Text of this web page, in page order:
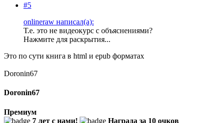
#5
onlineraw написал(а):
Т.е. это не видеокурс с объяснениями?
Нажмите для раскрытия...
Это по сути книга в html и epub форматах
Doronin67
Doronin67
Премиум
7 лет с нами!
Награда за 10 очков